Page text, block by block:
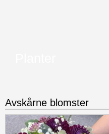
Avskårne blomster